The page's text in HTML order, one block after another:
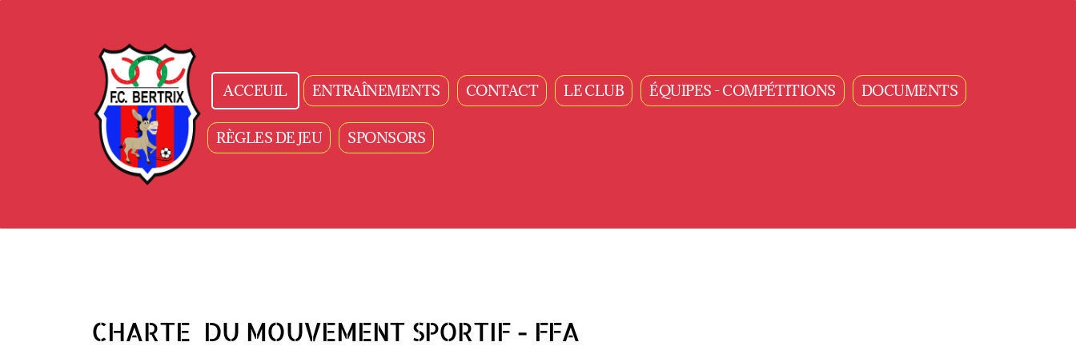
ACCEUIL ENTRAÎNEMENTS CONTACT LE CLUB ÉQUIPES - COMPÉTITIONS DOCUMENTS
RÈGLES DE JEU SPONSORS
CHARTE DU MOUVEMENT SPORTIF - FFA